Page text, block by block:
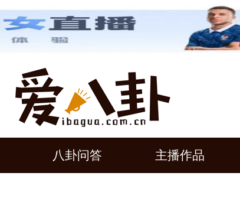
八卦问答 主播作品